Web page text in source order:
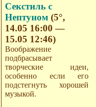
Секстиль с
Нептуном(5°,
14.05 16:00 —
15.05 12:46)
Воображение
подбрасывает
творческие идеи,
особенно если его
подстегнуть хорошей
музыкой.